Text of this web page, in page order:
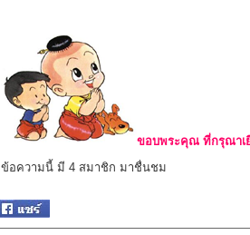
ขอบพระคุณ ที่กรุณาเ
ข้อความนี้ มี 4 สมาชิก มาชื่นชม